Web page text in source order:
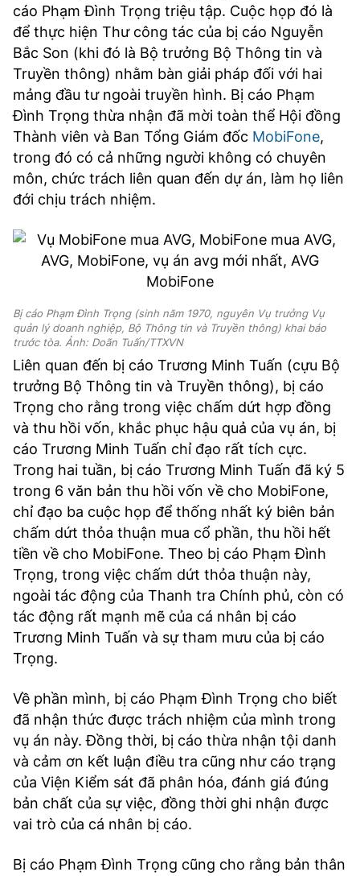
cáo Phạm Đình Trọng triệu tập. Cuộc họp đó là
để thực hiện Thư công tác của bị cáo Nguyễn
Bắc Son (khi đó là Bộ trưởng Bộ Thông tin và
Truyền thông) nhằm bàn giải pháp đối với hai
mảng đầu tư ngoài truyền hình. Bị cáo Phạm
Đình Trọng thừa nhận đã mời toàn thể Hội đồng
Thành viên và Ban Tổng Giám đốc MobiFone,
trong đó có cả những người không có chuyên
môn, chức trách liên quan đến dự án, làm họ liên
đới chịu trách nhiệm.
Bị cáo Phạm Đình Trọng (sinh năm 1970, nguyên Vụ trưởng Vụ
quản lý doanh nghiệp, Bộ Thông tin và Truyền thông) khai báo
trước tòa. Ảnh: Doãn Tuấn/TTXVN
Liên quan đến bị cáo Trương Minh Tuấn (cựu Bộ
trưởng Bộ Thông tin và Truyền thông), bị cáo
Trọng cho rằng trong việc chấm dứt hợp đồng
và thu hồi vốn, khắc phục hậu quả của vụ án, bị
cáo Trương Minh Tuấn chỉ đạo rất tích cực.
Trong hai tuần, bị cáo Trương Minh Tuấn đã ký 5
trong 6 văn bản thu hồi vốn về cho MobiFone,
chỉ đạo ba cuộc họp để thống nhất ký biên bản
chấm dứt thỏa thuận mua cổ phần, thu hồi hết
tiền về cho MobiFone. Theo bị cáo Phạm Đình
Trọng, trong việc chấm dứt thỏa thuận này,
ngoài tác động của Thanh tra Chính phủ, còn có
tác động rất mạnh mẽ của cá nhân bị cáo
Trương Minh Tuấn và sự tham mưu của bị cáo
Trọng.
Về phần mình, bị cáo Phạm Đình Trọng cho biết
đã nhận thức được trách nhiệm của mình trong
vụ án này. Đồng thời, bị cáo thừa nhận tội danh
và cảm ơn kết luận điều tra cũng như cáo trạng
của Viện Kiểm sát đã phân hóa, đánh giá đúng
bản chất của sự việc, đồng thời ghi nhận được
vai trò của cá nhân bị cáo.
Bị cáo Phạm Đình Trọng cũng cho rằng bản thân